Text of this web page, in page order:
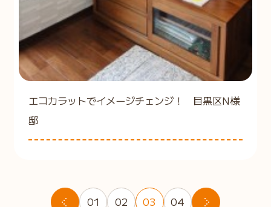
エコカラットでイメージチェンジ！ 目黒区N様
邸
01 02 03 04